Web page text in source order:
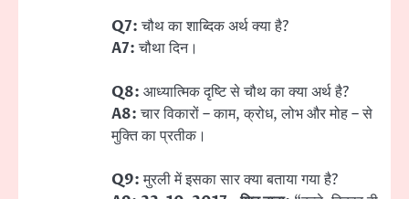
Q7:चौथ का शाब्दिक अर्थ क्या है?
A7:चौथा दिन।
Q8: आध्यात्मिक दृष्टि से चौथ का क्या अर्थ है?
A8:चार विकारों – काम, क्रोध, लोभ और मोह – से
मुक्ति का प्रतीक।
Q9:मुरली में इसका सार क्या बताया गया है?